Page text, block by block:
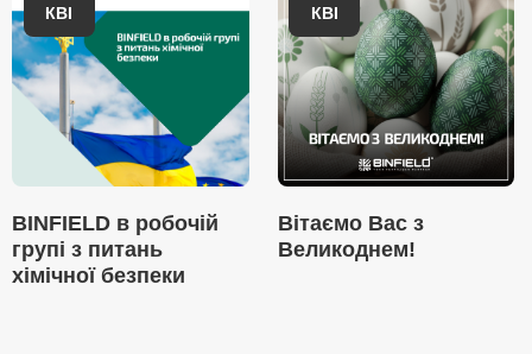
КВІ
BINFIELD в робочій
групі з питань
хімічної безпеки
КВІ
Вітаємо Вас з
Великоднем!